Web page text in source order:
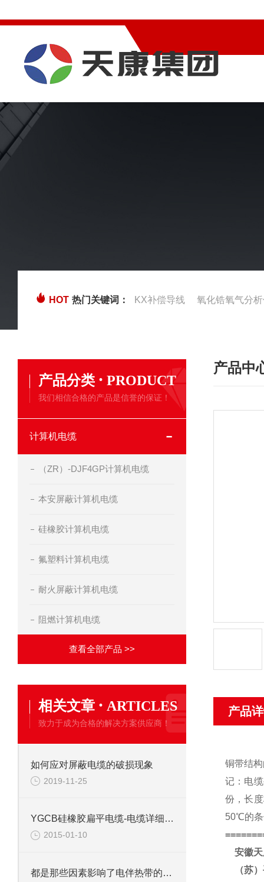
HOT 热门关键词： KX补偿导线 氧化锆氧气分
产品分类 · PRODUCT
我们相信合格的产品是信誉的保证！
计算机电缆
（ZR）-DJF4GP计算机电缆
本安屏蔽计算机电缆
硅橡胶计算机电缆
氟塑料计算机电缆
耐火屏蔽计算机电缆
阻燃计算机电缆
查看全部产品 >>
相关文章 · ARTICLES
致力于成为合格的解决方案供应商！
如何应对屏蔽电缆的破损现象
2019-11-25
YGCB硅橡胶扁平电缆-电缆详细参数
2015-01-10
都是那些因素影响了电伴热带的寿命与质量？
产品中
产品
铜带结
记：电
份，长
50℃的条
安徽
（苏